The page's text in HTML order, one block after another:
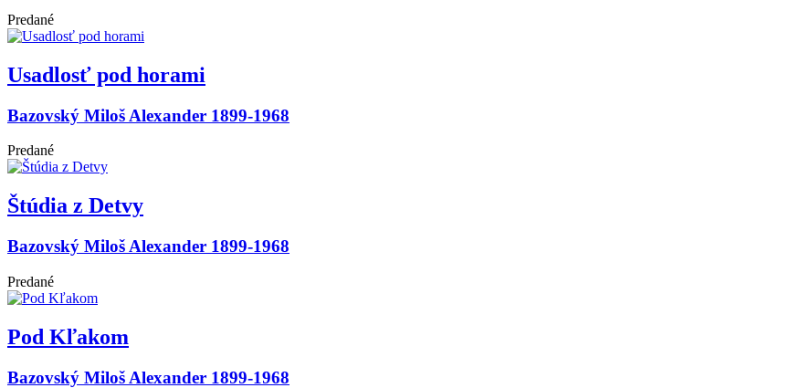
Predané
Usadlosť pod horami
Bazovský Miloš Alexander 1899-1968
Predané
Štúdia z Detvy
Bazovský Miloš Alexander 1899-1968
Predané
Pod Kľakom
Bazovský Miloš Alexander 1899-1968